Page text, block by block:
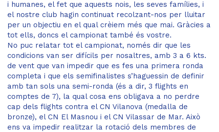
i humanes, el fet que aquests nois, les seves famílies, i
el nostre club hagin continuat recolzant-nos per lluitar
per un objectiu en el qual crèiem més que mai. Gràcies a
tot ells, doncs el campionat també és vostre.
No puc relatar tot el campionat, només dir que les
condicions van ser difícils per nosaltres, amb 3 a 6 kts.
de vent que van impedir que es fes una primera ronda
completa i que els semifinalistes s’haguessin de definir
amb tan sols una semi-ronda (és a dir, 3 flights en
comptes de 7), la qual cosa ens obligava a no perdre
cap dels flights contra el CN Vilanova (medalla de
bronze), el CN El Masnou i el CN Vilassar de Mar. Això
ens va impedir realitzar la rotació dels membres de